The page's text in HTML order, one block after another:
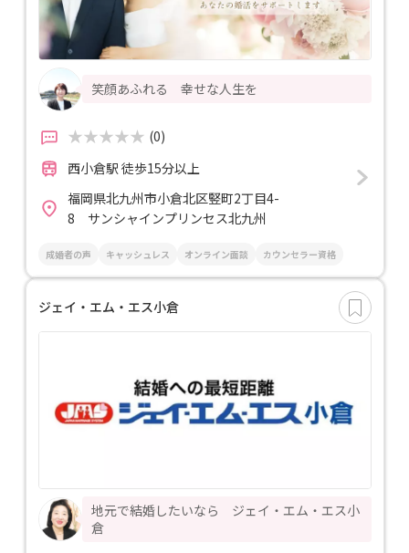
笑顔あふれる 幸せな人生を
(0)
西小倉駅 徒歩15分以上
福岡県北九州市小倉北区竪町2丁目4-
8 サンシャインプリンセス北九州
成婚者の声 キャッシュレス オンライン面談 カウンセラー資格
ジェイ・エム・エス小倉
地元で結婚したいなら ジェイ・エム・エス小
倉